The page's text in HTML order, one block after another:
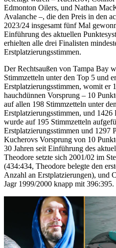
Edmonton Oilers, und Nathan
Avalanche –, die den Preis in den
2023/24 insgesamt fünf Mal
Einführung des aktuellen
erhielten alle drei Finalisten
Erstplatzierungsstimmen.
Der Rechtsaußen von Tampa Bay
Stimmzetteln unter den Top 5 und
Erstplatzierungsstimmen, womit er
hauchdünnen Vorsprung – 10
auf allen 198 Stimmzetteln unter
Erstplatzierungsstimmen, und
wurde auf 195 Stimmzetteln
Erstplatzierungsstimmen und 1297
Kucherovs Vorsprung von 10
30 Jahren seit Einführung des
Theodore setzte sich 2001/02 im
(434:434, Theodore belegte den
Anzahl an Erstplatzierungen), und
Jagr 1999/2000 knapp mit 396:395.